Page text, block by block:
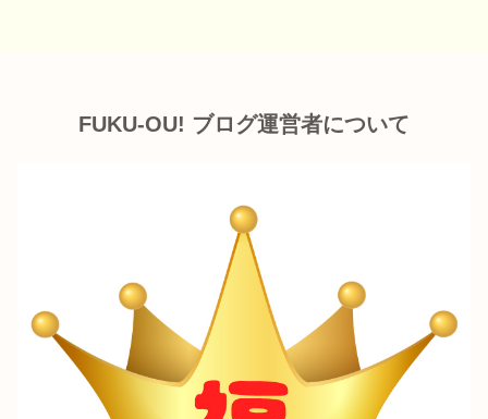
FUKU-OU! ブログ運営者について